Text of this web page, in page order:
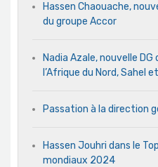
Hassen Chaouache,
du groupe Accor
Nadia Azale, nouvelle DG
l’Afrique du Nord, Sahel
Passation à la direction
Hassen Jouhri dans le
mondiaux 2024